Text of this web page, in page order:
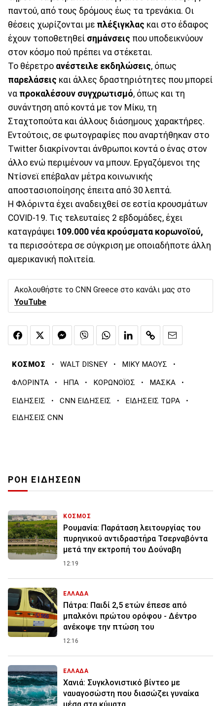
παντού, από τους δρόμους έως τα τρενάκια. Οι
θέσεις χωρίζονται με πλέξιγκλας και στο έδαφος
έχουν τοποθετηθεί σημάνσεις που υποδεικνύουν
στον κόσμο πού πρέπει να στέκεται.
Το θέρετρο ανέστειλε εκδηλώσεις, όπως
παρελάσεις και άλλες δραστηριότητες που μπορεί
να προκαλέσουν συγχρωτισμό, όπως και τη
συνάντηση από κοντά με τον Μίκυ, τη
Σταχτοπούτα και άλλους διάσημους χαρακτήρες.
Εντούτοις, σε φωτογραφίες που αναρτήθηκαν στο
Twitter διακρίνονται άνθρωποι κοντά ο ένας στον
άλλο ενώ περιμένουν να μπουν. Εργαζόμενοι της
Ντίσνεϊ επέβαλαν μέτρα κοινωνικής
αποστασιοποίησης έπειτα από 30 λεπτά.
Η Φλόριντα έχει αναδειχθεί σε εστία κρουσμάτων
COVID-19. Τις τελευταίες 2 εβδομάδες, έχει
καταγράψει 109.000 νέα κρούσματα κορωνοϊού,
τα περισσότερα σε σύγκριση με οποιαδήποτε άλλη
αμερικανική πολιτεία.
Ακολουθήστε το CNN Greece στο κανάλι μας στο
YouTube
ΚΟΣΜΟΣ · WALT DISNEY · ΜΙΚΥ ΜΑΟΥΣ ·
ΦΛΟΡΙΝΤΑ · ΗΠΑ · ΚΟΡΩΝΟΪΟΣ · ΜΑΣΚΑ ·
ΕΙΔΗΣΕΙΣ · CNN ΕΙΔΗΣΕΙΣ · ΕΙΔΗΣΕΙΣ ΤΩΡΑ ·
ΕΙΔΗΣΕΙΣ CNN
ΡΟΗ ΕΙΔΗΣΕΩΝ
ΚΟΣΜΟΣ
Ρουμανία: Παράταση λειτουργίας του
πυρηνικού αντιδραστήρα Τσερναβόντα
μετά την εκτροπή του Δούναβη
12:19
ΕΛΛΑΔΑ
Πάτρα: Παιδί 2,5 ετών έπεσε από
μπαλκόνι πρώτου ορόφου - Δέντρο
ανέκοψε την πτώση του
12:16
ΕΛΛΑΔΑ
Χανιά: Συγκλονιστικό βίντεο με
ναυαγοσώστη που διασώζει γυναίκα